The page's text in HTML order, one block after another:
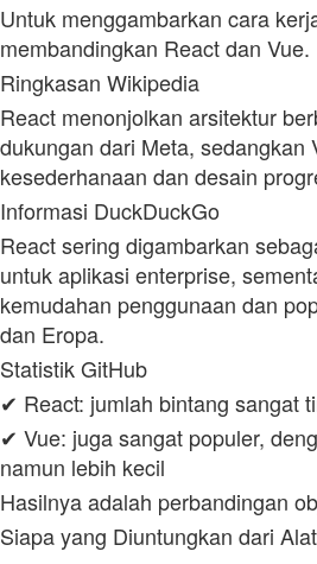
Untuk menggambarkan cara
membandingkan React dan Vue.
Ringkasan Wikipedia
React menonjolkan arsitektur
dukungan dari Meta, sedangkan
kesederhanaan dan desain
Informasi DuckDuckGo
React sering digambarkan
untuk aplikasi enterprise,
kemudahan penggunaan dan
dan Eropa.
Statistik GitHub
✔ React: jumlah bintang sangat
✔ Vue: juga sangat populer,
namun lebih kecil
Hasilnya adalah perbandingan
Siapa yang Diuntungkan dari